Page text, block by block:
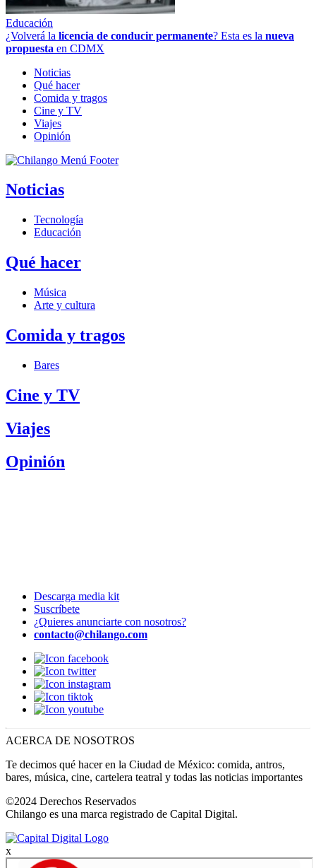
Educación
¿Volverá la licencia de conducir permanente? Esta es la nueva
propuesta en CDMX
Noticias
Qué hacer
Comida y tragos
Cine y TV
Viajes
Opinión
Noticias
Tecnología
Educación
Qué hacer
Música
Arte y cultura
Comida y tragos
Bares
Cine y TV
Viajes
Opinión
Descarga media kit
Suscríbete
¿Quieres anunciarte con nosotros?
contacto@chilango.com
ACERCA DE NOSOTROS
Te decimos qué hacer en la Ciudad de México: comida, antros,
bares, música, cine, cartelera teatral y todas las noticias importantes
©2024 Derechos Reservados
Chilango es una marca registrado de Capital Digital.
x